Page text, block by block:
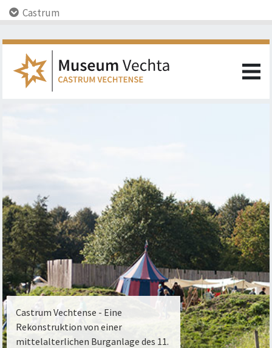
Castrum
Castrum Vechtense - Eine
Rekonstruktion von einer
mittelalterlichen Burganlage des 11.